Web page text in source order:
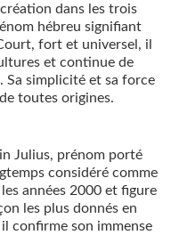
dans les trois
hébreu signifiant
fort et universel, il
et continue de
Sa simplicité et sa force
toutes origines.
Julius, prénom porté
considéré comme
années 2000 et figure
les plus donnés en
confirme son immense